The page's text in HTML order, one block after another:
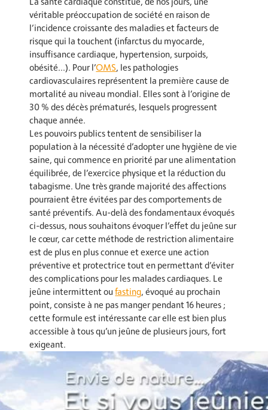
véritable préoccupation de société en raison de
l’incidence croissante des maladies et facteurs de
risque qui la touchent (infarctus du myocarde,
insuffisance cardiaque, hypertension, surpoids,
obésité…). Pour l’OMS, les pathologies
cardiovasculaires représentent la première cause de
mortalité au niveau mondial. Elles sont à l’origine de
30 % des décès prématurés, lesquels progressent
chaque année.
Les pouvoirs publics tentent de sensibiliser la
population à la nécessité d’adopter une hygiène de vie
saine, qui commence en priorité par une alimentation
équilibrée, de l’exercice physique et la réduction du
tabagisme. Une très grande majorité des affections
pourraient être évitées par des comportements de
santé préventifs. Au-delà des fondamentaux évoqués
ci-dessus, nous souhaitons évoquer l’effet du jeûne sur
le cœur, car cette méthode de restriction alimentaire
est de plus en plus connue et exerce une action
préventive et protectrice tout en permettant d’éviter
des complications pour les malades cardiaques. Le
jeûne intermittent oufasting, évoqué au prochain
point, consiste à ne pas manger pendant 16 heures ;
cette formule est intéressante car elle est bien plus
accessible à tous qu’un jeûne de plusieurs jours, fort
exigeant.